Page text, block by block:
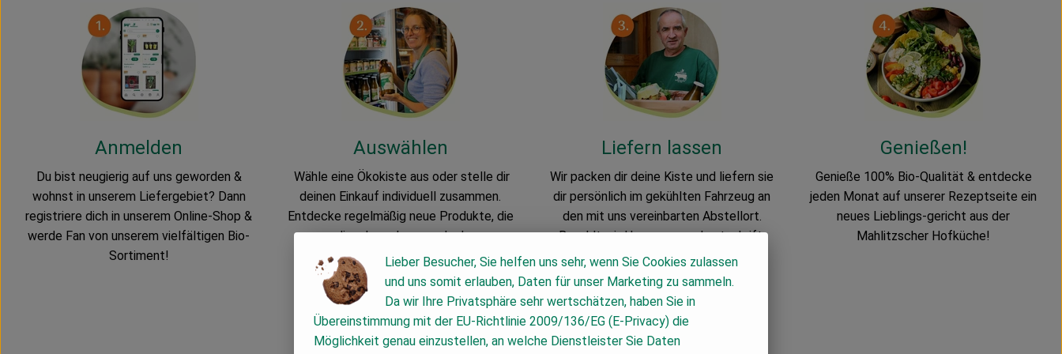
Anmelden
Du bist neugierig auf uns geworden &
wohnst in unserem Liefergebiet? Dann
registriere dich in unserem Online-Shop &
werde Fan von unserem vielfältigen Bio-
Sortiment!
Auswählen
Wähle eine Ökokiste aus oder stelle dir
deinen Einkauf individuell zusammen.
Entdecke regelmäßig neue Produkte, die
dir schmecken werden!
Liefern lassen
Wir packen dir deine Kiste und liefern sie
dir persönlich im gekühlten Fahrzeug an
den mit uns vereinbarten Abstellort.
Bezahlt wird bequem per Lastschrift.
Genießen!
Genieße 100% Bio-Qualität & entdecke
jeden Monat auf unserer Rezeptseite ein
neues Lieblings-gericht aus der
Mahlitzscher Hofküche!
Jetzt bei uns registrieren!
Lieber Besucher, Sie helfen uns sehr, wenn Sie Cookies zulassen
und uns somit erlauben, Daten für unser Marketing zu sammeln.
Da wir Ihre Privatsphäre sehr wertschätzen, haben Sie in
Übereinstimmung mit der EU-Richtlinie 2009/136/EG (E-Privacy) die
Möglichkeit genau einzustellen, an welche Dienstleister Sie Daten